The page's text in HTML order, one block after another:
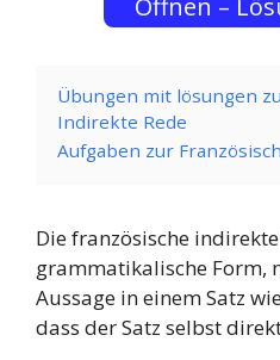
Übungen mit lösungen
Indirekte Rede
Aufgaben zur
Die französische
grammatikalische Form,
Aussage in einem Satz
dass der Satz selbst